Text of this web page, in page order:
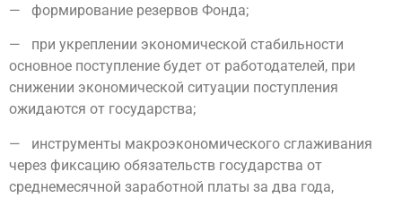
— формирование резервов Фонда;
— при укреплении экономической стабильности
основное поступление будет от работодателей, при
снижении экономической ситуации поступления
ожидаются от государства;
— инструменты макроэкономического сглаживания
через фиксацию обязательств государства от
среднемесячной заработной платы за два года,